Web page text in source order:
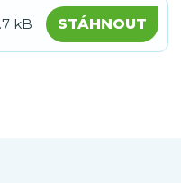
kB STÁHNOUT